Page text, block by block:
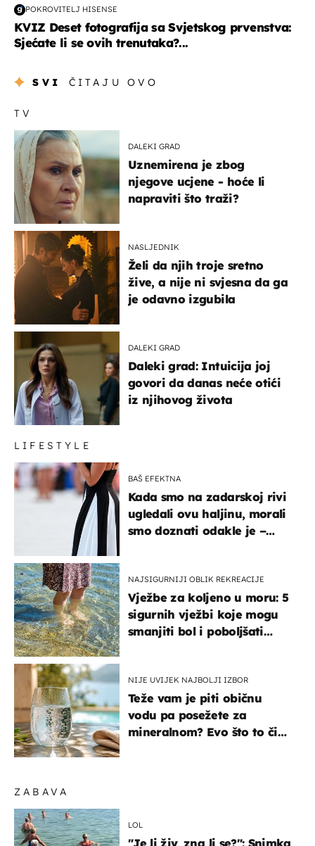
POKROVITELJ HISENSE
KVIZ Deset fotografija sa Svjetskog prvenstva:
Sjećate li se ovih trenutaka?...
SVI ČITAJU OVO
ZABAVA
LOL
"Je li živ, zna li se?": Snimka
TV
DALEKI GRAD
Uznemirena je zbog
njegove ucjene - hoće li
napraviti što traži?
NASLJEDNIK
Želi da njih troje sretno
žive, a nije ni svjesna da ga
je odavno izgubila
DALEKI GRAD
Daleki grad: Intuicija joj
govori da danas neće otići
iz njihovog života
LIFESTYLE
BAŠ EFEKTNA
Kada smo na zadarskoj rivi
ugledali ovu haljinu, morali
smo doznati odakle je –
NAJSIGURNIJI OBLIK REKREACIJE
Vježbe za koljeno u moru: 5
sigurnih vježbi koje mogu
smanjiti bol i poboljšati
NIJE UVIJEK NAJBOLJI IZBOR
Teže vam je piti običnu
vodu pa posežete za
mineralnom? Evo što to čini